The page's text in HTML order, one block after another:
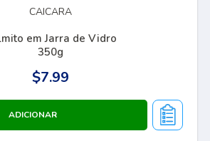
CAICARA
em Jarra de Vidro
350g
$7.99